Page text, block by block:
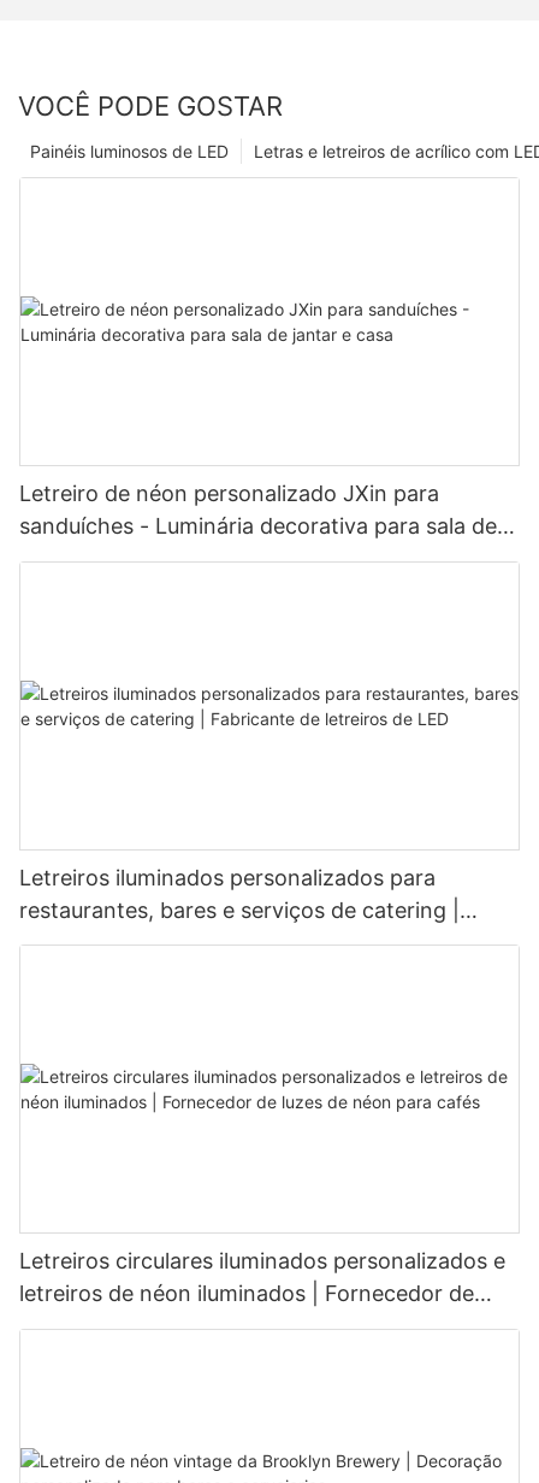
VOCÊ PODE GOSTAR
Letras e letreiros de acrílico com
Painéis luminosos de LED
Letreiro de néon personalizado JXin para
sanduíches - Luminária decorativa para sala de
jantar e casa
Letreiros iluminados personalizados para
restaurantes, bares e serviços de catering |
Fabricante de letreiros de LED
Letreiros circulares iluminados personalizados e
letreiros de néon iluminados | Fornecedor de
luzes de néon para cafés